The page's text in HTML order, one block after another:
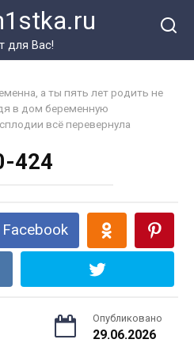
для Вас!
а ты пять лет родить не
в дом беременную
всё перевернула
424
Опубликовано
29.06.2026